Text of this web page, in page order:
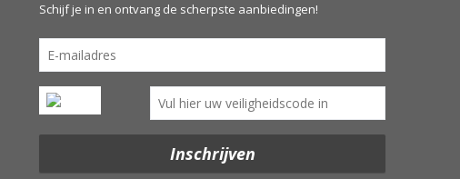
Schijf je in en ontvang de scherpste aanbiedingen!